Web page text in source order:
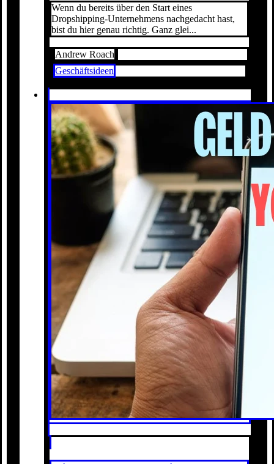
Wenn du bereits über den Start eines
Dropshipping-Unternehmens nachgedacht hast,
bist du hier genau richtig. Ganz glei...
Andrew Roach
Geschäftsideen